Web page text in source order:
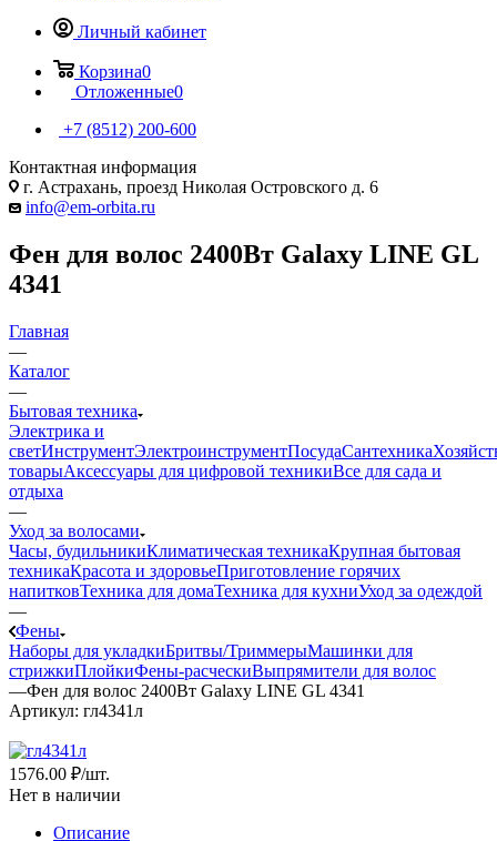
Личный кабинет
Корзина0
Отложенные0
+7 (8512) 200-600
Контактная информация
г. Астрахань, проезд Николая Островского д. 6
info@em-orbita.ru
Фен для волос 2400Вт Galaxy LINE GL
4341
Главная
—
Каталог
—
Бытовая техника
Электрика и
светИнструментЭлектроинструментПосудаСантехника
товарыАксессуары для цифровой техникиВсе для сада и
отдыха
—
Уход за волосами
Часы, будильникиКлиматическая техникаКрупная бытовая
техникаКрасота и здоровьеПриготовление горячих
напитковТехника для домаТехника для кухниУход за одеждой
—
Фены
Наборы для укладкиБритвы/ТриммерыМашинки для
стрижкиПлойкиФены-расческиВыпрямители для волос
—Фен для волос 2400Вт Galaxy LINE GL 4341
Артикул: гл4341л
1576.00 ₽/шт.
Нет в наличии
Описание